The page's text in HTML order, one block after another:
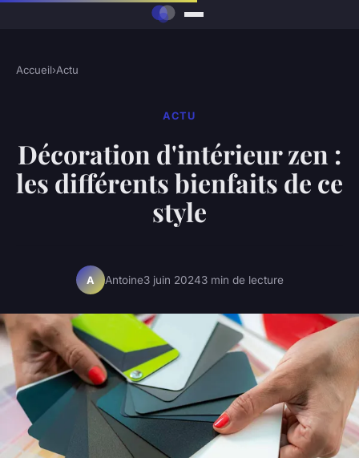
Accueil›Actu
ACTU
Décoration d'intérieur zen :
les différents bienfaits de ce
style
A Antoine3 juin 20243 min de lecture